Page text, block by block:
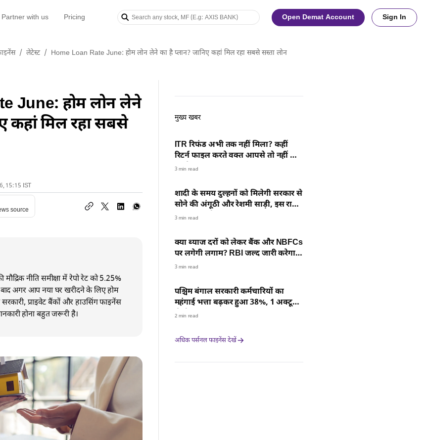
Partner with us Pricing Open Demat Account Sign In
/ लेटेस्ट / Home Loan Rate June: होम लोन लेने का है प्लान? जानिए कहां मिल रहा सबसे सस्ता लोन
June: होम लोन लेने
कहां मिल रहा सबसे
15:15 IST
source
नीति समीक्षा में रेपो रेट को 5.25%
अगर आप नया घर खरीदने के लिए होम
प्राइवेट बैंकों और हाउसिंग फाइनेंस
होना बहुत जरूरी है।
मुख्य खबर
ITR रिफंड अभी तक नहीं मिला? कहीं
रिटर्न फाइल करते वक्त आपसे तो नहीं हो
गई ये गलती
3 min read
शादी के समय दुल्हनों को मिलेगी सरकार से
सोने की अंगूठी और रेशमी साड़ी, इस राज्य
शुरू की अनोखी पहल
3 min read
क्या ब्याज दरों को लेकर बैंक और NBFCs
पर लगेगी लगाम? RBI जल्द जारी करेगा
नए दिशा-निर्देश
3 min read
पश्चिम बंगाल सरकारी कर्मचारियों का
महंगाई भत्ता बढ़कर हुआ 38%, 1 अक्टूबर
से होगा लागू
2 min read
अधिक पर्सनल फाइनेंस देखें